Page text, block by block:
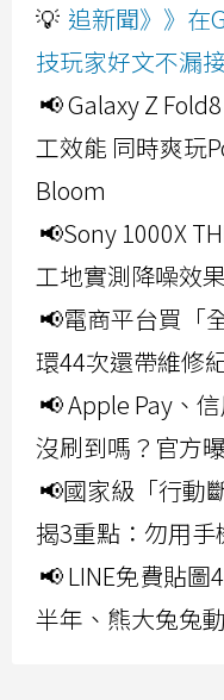
💡 追新聞》》在
技玩家好文不漏接
📢 Galaxy Z
工效能 同時爽玩
Bloom
📢Sony 1000X
工地實測降噪效
📢電商平台買「
環44次還帶維修
📢 Apple Pay、
沒刷到嗎？官方
📢國家級「行動
揭3重點：勿用
📢 LINE免費貼
半年、熊大兔兔